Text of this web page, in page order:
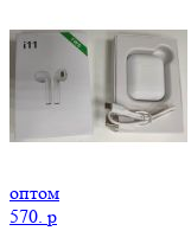
оптом
570. p